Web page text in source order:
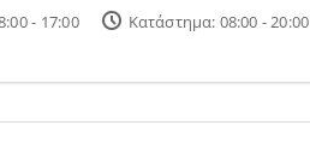
- 17:00 Κατάστημα: 08:00 - 20:00